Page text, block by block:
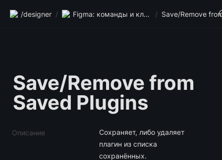
/designer / Figma: команды и клавиши /
Save/Remove from
Saved Plugins
Описание
Сохраняет, либо удаляет
плагин из списка
сохранённых.